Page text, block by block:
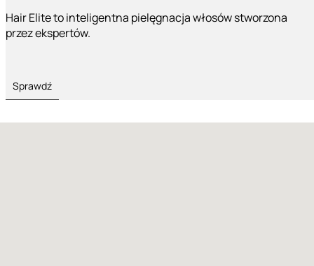
Hair Elite to inteligentna pielęgnacja włosów stworzona
przez ekspertów.
Sprawdź